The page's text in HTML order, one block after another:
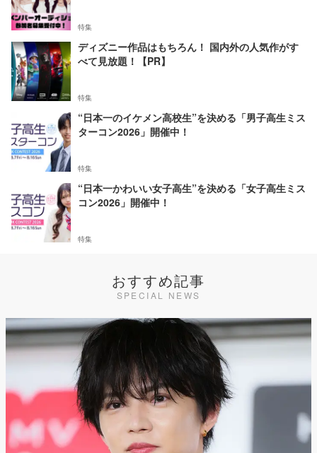
特集
ディズニー作品はもちろん！ 国内外の人気作がす
べて見放題！【PR】
特集
“日本一のイケメン高校生”を決める「男子高生ミス
ターコン2026」開催中！
特集
“日本一かわいい女子高生”を決める「女子高生ミス
コン2026」開催中！
特集
おすすめ記事
SPECIAL NEWS